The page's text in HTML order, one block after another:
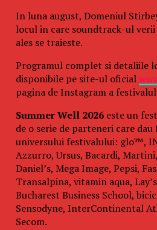
In luna august, Domeniul
locul in care soundtrack-ul verii
ales se traieste.
Programul complet si detaliile
disponibile pe site-ul oficial
pagina de Instagram a
Summer Well 2026este un
de o serie de parteneri care dau
universului festivalului: glo™,
Azzurro, Ursus, Bacardi,
Daniel’s, Mega Image, Pepsi,
Transalpina, vitamin aqua,
Bucharest Business School,
Sensodyne, InterContinental
Secom.